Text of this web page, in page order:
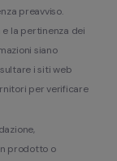
preavviso.
la pertinenza dei
siano
i siti web
per verificare
prodotto o